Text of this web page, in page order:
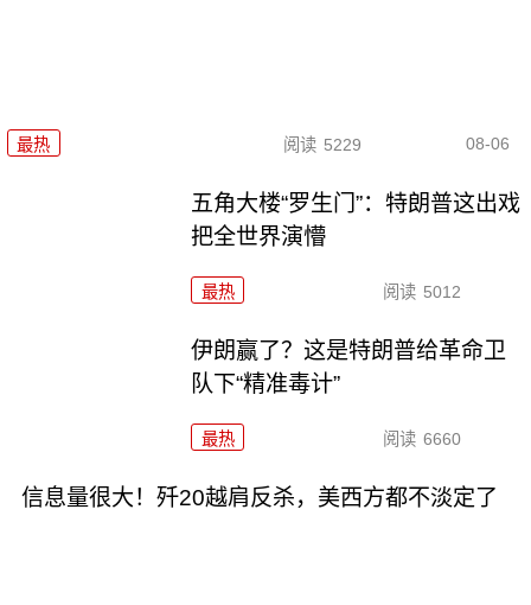
最热 阅读 5229 08-06
五角大楼“罗生门”：特朗普这出戏
把全世界演懵
最热 阅读 5012
伊朗赢了？这是特朗普给革命卫
队下“精准毒计”
最热 阅读 6660
信息量很大！歼20越肩反杀，美西方都不淡定了